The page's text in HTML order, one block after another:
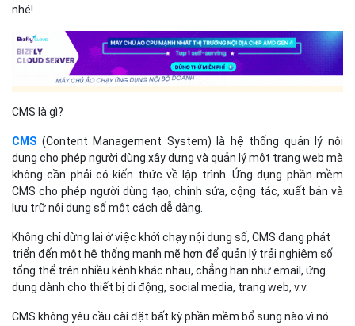
CMS cho phép người dùng tạo, chỉnh sửa, cộng tác, xuất bản và
Không chỉ dừng lại ở việc khởi chạy nội dung số, CMS đang phát
triển đến một hệ thống mạnh mẽ hơn để quản lý trải nghiệm số
tổng thể trên nhiều kênh khác nhau, chẳng hạn như email, ứng
dụng dành cho thiết bị di động, social media, trang web, v.v.
CMS không yêu cầu cài đặt bất kỳ phần mềm bổ sung nào vì nó
nằm trực tiếp trên máy chủ. Bạn có thể truy cập nó bằng trình
duyệt của mình. CMS hỗ trợ nhiều trình duyệt phổ biến khác nhau
như Internet Explorer, Mozilla Firefox, Opera, v.v.